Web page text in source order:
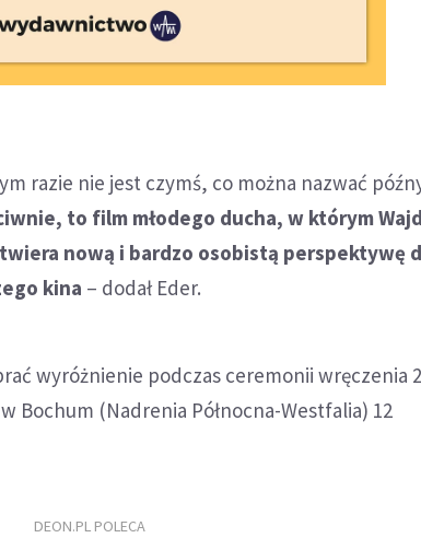
razie nie jest czymś, co można nazwać
to film młodego ducha, w którym
nową i bardzo osobistą perspektywę
kina – dodał Eder.
wyróżnienie podczas ceremonii wręczenia
Bochum (Nadrenia Północna-Westfalia) 12
DEON.PL POLECA